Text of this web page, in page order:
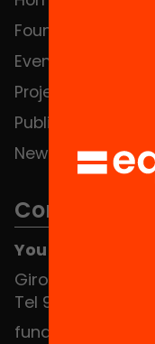
Foundation
Events
Projects
Publications and
News
Contact
You can find us
Girona 34,
Tel 934 588 700